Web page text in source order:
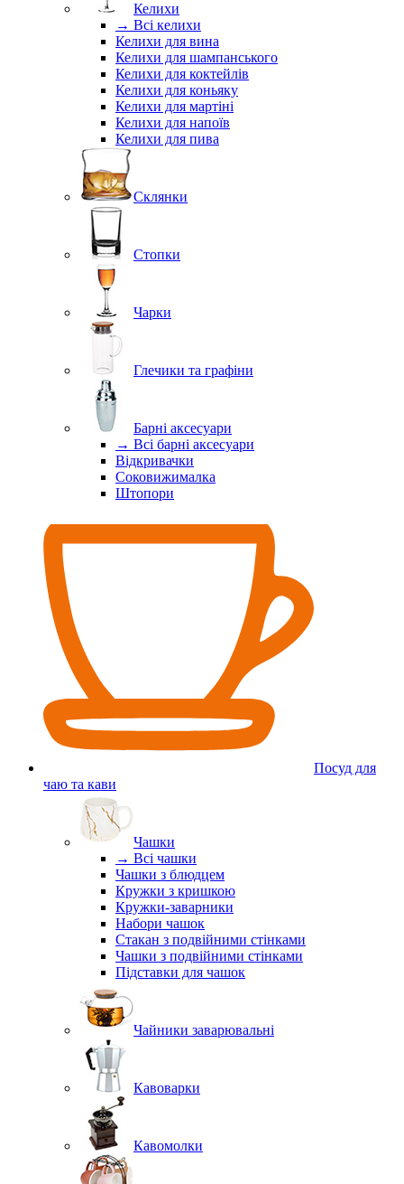
Келихи
→ Всі келихи
Келихи для вина
Келихи для шампанського
Келихи для коктейлів
Келихи для коньяку
Келихи для мартіні
Келихи для напоїв
Келихи для пива
Склянки
Стопки
Чарки
Глечики та графіни
Барні аксесуари
→ Всі барні аксесуари
Відкривачки
Соковижималка
Штопори
Посуд для
чаю та кави
Чашки
→ Всі чашки
Чашки з блюдцем
Кружки з кришкою
Кружки-заварники
Набори чашок
Стакан з подвійними стінками
Чашки з подвійними стінками
Підставки для чашок
Чайники заварювальні
Кавоварки
Кавомолки